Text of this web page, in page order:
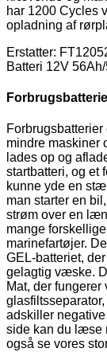
har 1200 Cycles
opladning af
Erstatter:
Batteri 12V
mindre maskiner
lades op og
startbatteri, og et
kunne yde en
man starter en
strøm over en
mange
marinefartøjer.
GEL-batteriet,
gelagtig væske.
Mat, der fungerer
adskiller
side kan du læse
også se vores